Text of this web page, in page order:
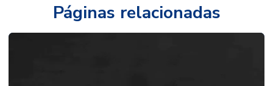
Esferas de aço
Esferas de aço carbono
Páginas relacionadas